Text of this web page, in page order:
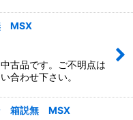
MSX
古品です。ご不明点は
合わせ下さい。
箱説無 MSX